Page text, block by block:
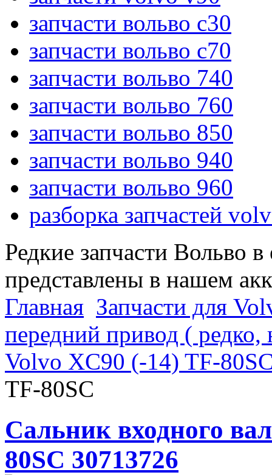
запчасти вольво c30
запчасти вольво c70
запчасти вольво 740
запчасти вольво 760
запчасти вольво 850
запчасти вольво 940
запчасти вольво 960
разборка запчастей
Редкие запчасти Вольво
представлены в нашем
Главная Запчасти для
передний привод (
Volvo XC90 (-14) TF-
TF-80SC
Сальник входного
80SC 30713726